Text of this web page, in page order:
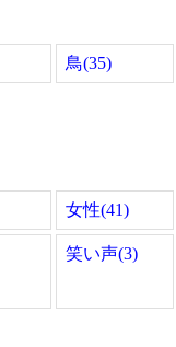
鳥(35)
女性(41)
笑い声(3)